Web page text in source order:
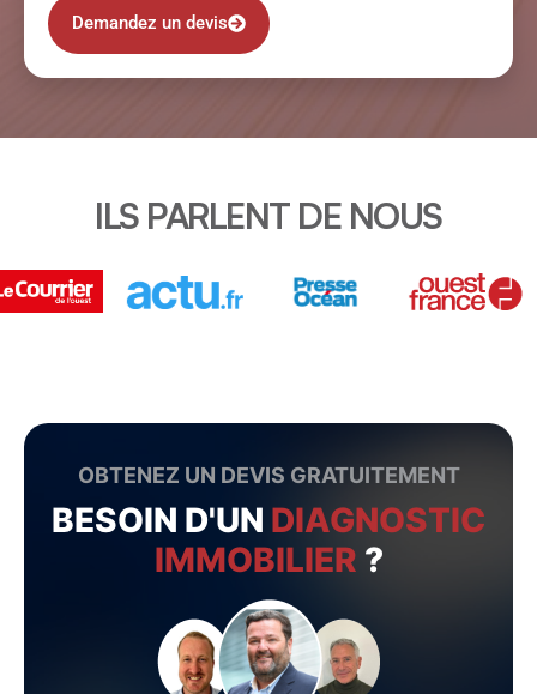
Demandez un devis
ILS PARLENT DE NOUS
OBTENEZ UN DEVIS GRATUITEMENT
BESOIN D'UN DIAGNOSTIC
IMMOBILIER ?